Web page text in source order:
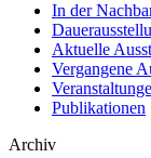
In der
Aktuelle
Vergangene
Publikationen
Archiv